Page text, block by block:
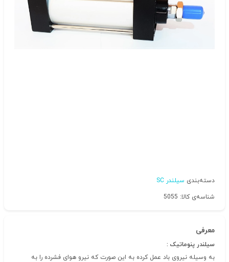
دسته‌بندی سیلندر SC
شناسه‌ی کالا: 5055
معرفی
سیلندر پنوماتیک :
به وسیله نیروی باد عمل کرده به این صورت که نیرو هوای فشرده را به